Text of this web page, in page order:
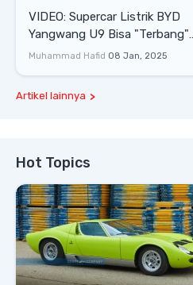
VIDEO: Supercar Listrik BYD
Yangwang U9 Bisa "Terbang"
Lewati Rintangan
Muhammad Hafid 08 Jan, 2025
Artikel lainnya
Hot Topics